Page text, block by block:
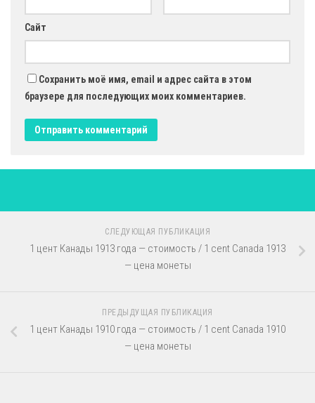
Сайт
Сохранить моё имя, email и адрес сайта в этом
браузере для последующих моих комментариев.
СЛЕДУЮЩАЯ ПУБЛИКАЦИЯ
1 цент Канады 1913 года — стоимость / 1 cent Canada 1913
— цена монеты
ПРЕДЫДУЩАЯ ПУБЛИКАЦИЯ
1 цент Канады 1910 года — стоимость / 1 cent Canada 1910
— цена монеты